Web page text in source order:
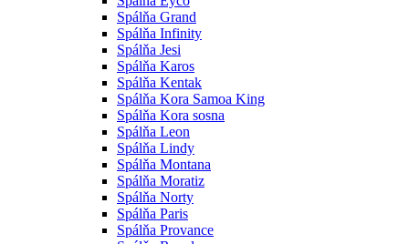
Spálňa Grand
Spálňa Infinity
Spálňa Jesi
Spálňa Karos
Spálňa Kentak
Spálňa Kora Samoa King
Spálňa Kora sosna
Spálňa Leon
Spálňa Lindy
Spálňa Montana
Spálňa Moratiz
Spálňa Norty
Spálňa Paris
Spálňa Provance